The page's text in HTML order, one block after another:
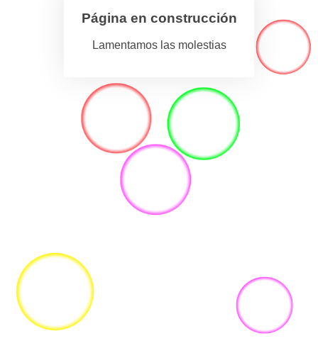
Página en construcción
Lamentamos las molestias